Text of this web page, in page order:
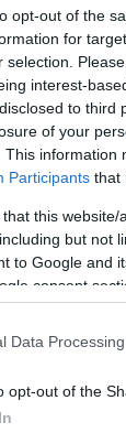
opt-out of the
for
selection.
interest-
to third
of your
This information
Participants that
that this
but not
to Google and
consent
Data
opt-out of the
την
τις
δεσμευτεί